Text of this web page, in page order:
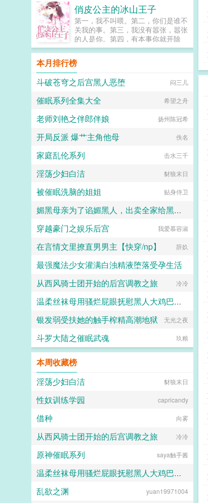
神医徒儿，过来让为师乐乐。某女师
父，您是反派，不能笑。高冷总裁女
人，讲个笑话！某女总裁，您的反派
人设即将崩坏！大佬的人设随时会
崩，维护人设任重而道远。...
俏皮公主的冰山王子
第一，我不叫喂。第二，你们是谁不
关我的事。第三，我没有嚣张，嚣张
的人是你。第四，有本事你就开除
我。初次见面，她就惹上了学校的恶
霸，可是，她不怕...
本月排行榜
斗破苍穹之后宫黑人恶堕
闷三儿
催眠系列全集大全 希望之舟
老师刘艳之伴郎伴娘 扬州陈冠希
开局反派 爆艹主角他母 佚名
家庭乱伦系列 击水三千
淫荡少妇白洁 豺狼末日
被催眠洗脑的姐姐 贴身侍卫
媚黑母亲为了谄媚黑人，出卖全家给黑人当性奴
catmilf
穿越豪门之娱乐后宫 我爱慕容淑
在言情文里撩直男男主【快穿/np】 辞奺
最强魔法少女灌满白浊精液堕落受孕生活
水少多文酱
从西风骑士团开始的后宫调教之旅 冷冷
温柔丝袜母用骚烂屁眼抚慰黑人大鸡巴的淫乱群交摄影记录
佚名
银发弱受扶她的触手榨精高潮地狱 无光之夜
斗罗大陆之催眠武魂 玖粮
本周收藏榜
淫荡少妇白洁
豺狼末日
性奴训练学园 capricandy
借种 向雾
从西风骑士团开始的后宫调教之旅 冷冷
原神催眠系列 saya触手酱
温柔丝袜母用骚烂屁眼抚慰黑人大鸡巴的淫乱群交摄影记录
佚名
乱欲之渊 yuan19971004